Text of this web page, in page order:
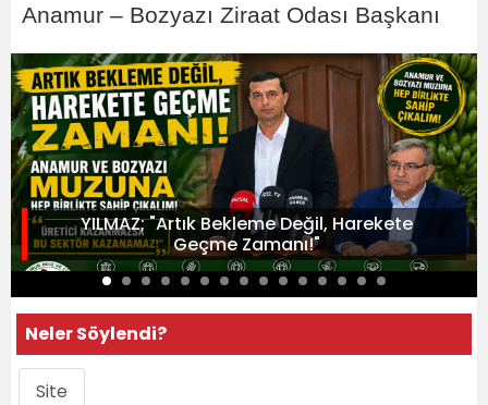
Anamur – Bozyazı Ziraat Odası Başkanı
YILMAZ; "Artık Bekleme Değil, Harekete
Geçme Zamanı!"
Neler Söylendi?
Site